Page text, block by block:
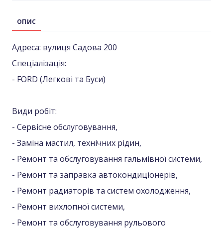
ОПИС
Адреса: вулиця Садова 200
Спеціалізація:
- FORD (Легкові та Буси)
Види робіт:
- Сервісне обслуговування,
- Заміна мастил, технічних рідин,
- Ремонт та обслуговування гальмівної системи,
- Ремонт та заправка автокондиціонерів,
- Ремонт радиаторів та систем охолодження,
- Ремонт вихлопної системи,
- Ремонт та обслуговування рульового